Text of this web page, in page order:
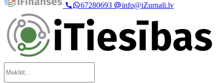
67280693
info@iZurnali.lv